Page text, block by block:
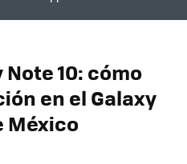
10: cómo
en el Galaxy
México